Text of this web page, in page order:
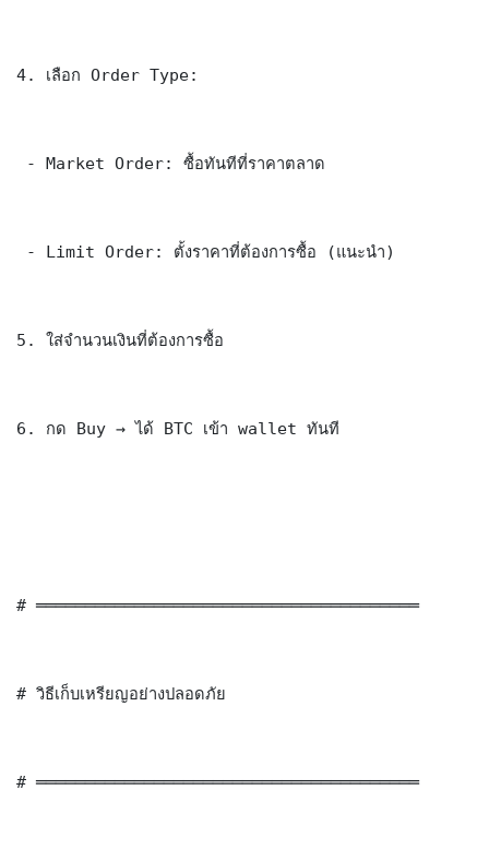
4. เลือก Order Type:
- Market Order: ซื้อทันทีที่ราคาตลาด
- Limit Order: ตั้งราคาที่ต้องการซื้อ (แนะนำ)
5. ใส่จำนวนเงินที่ต้องการซื้อ
6. กด Buy → ได้ BTC เข้า wallet ทันที
# ═══════════════════════════════════════
# วิธีเก็บเหรียญอย่างปลอดภัย
# ═══════════════════════════════════════